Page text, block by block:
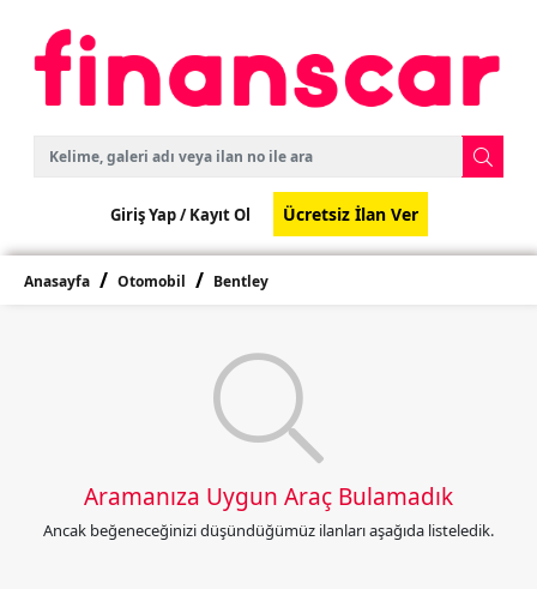
Giriş Yap /Kayıt Ol Ücretsiz İlan Ver
Anasayfa Otomobil Bentley
Aramanıza Uygun Araç Bulamadık
Ancak beğeneceğinizi düşündüğümüz ilanları aşağıda listeledik.